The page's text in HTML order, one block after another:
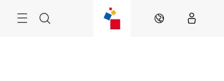
Search EN